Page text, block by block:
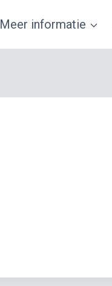
Meer informatie